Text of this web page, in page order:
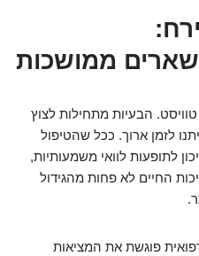
ממושכות
הבעיות מתחילות לצוץ
לזמן ארוך. ככל שהטיפול
לתופעות לוואי משמעותיות,
החיים לא פחות מהגידול
פוגשת את המציאות